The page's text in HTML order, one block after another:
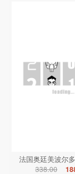
法国奥廷美波尔
338.00